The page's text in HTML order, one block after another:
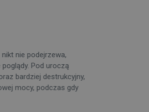
nie podejrzewa,
Pod uroczą
bardziej destrukcyjny,
mocy, podczas gdy